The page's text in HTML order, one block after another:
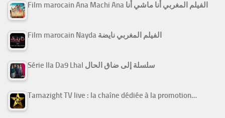
Film marocain Ana Machi Ana الفيلم المغربي أنا ماشي أنا
Film marocain Nayda الفيلم المغربي نايضة
Série Ila Da9 Lhal سلسلة إلى ضاق الحال
Tamazight TV live : la chaîne dédiée à la promotion…